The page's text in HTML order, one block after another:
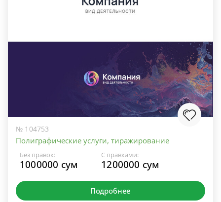
№ 104753
Полиграфические услуги, тиражирование
Без правок:
1000000 сум
С правками:
1200000 сум
Подробнее